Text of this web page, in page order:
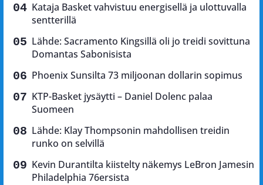
Kataja Basket vahvistuu energisellä ja ulottuvalla
sentterillä
Lähde: Sacramento Kingsillä oli jo treidi sovittuna
Domantas Sabonisista
Phoenix Sunsilta 73 miljoonan dollarin sopimus
KTP-Basket jysäytti – Daniel Dolenc palaa
Suomeen
Lähde: Klay Thompsonin mahdollisen treidin
runko on selvillä
Kevin Durantilta kiistelty näkemys LeBron Jamesin
Philadelphia 76ersista